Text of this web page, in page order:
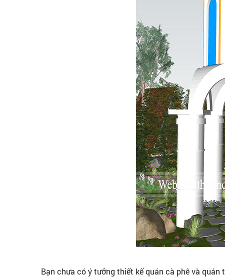
Bạn chưa có ý tưởng thiết kế quán cà phê và